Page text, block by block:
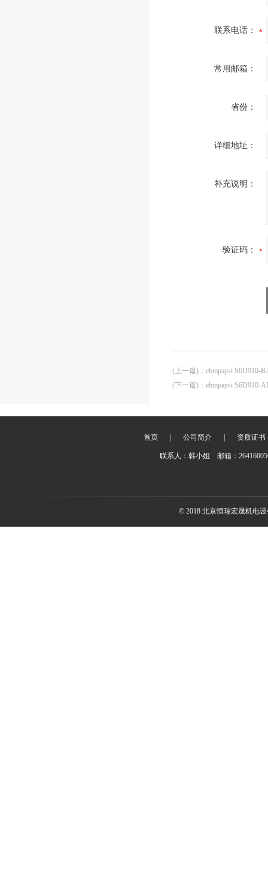
联系电话：
常用邮箱：
省份：
详细地址：
补充说明：
验证码：
(上一篇) ： ebmpapst S6D910-
(下一篇) ： ebmpapst S6D910-
首页 公司简介 资质证书
联系人：韩小姐 邮箱：
© 2018 北京恒瑞宏晟机电